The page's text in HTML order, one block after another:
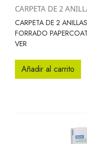
CARPETA DE 2
CARPETA DE 2
FORRADO
VER
Añadir al carrito